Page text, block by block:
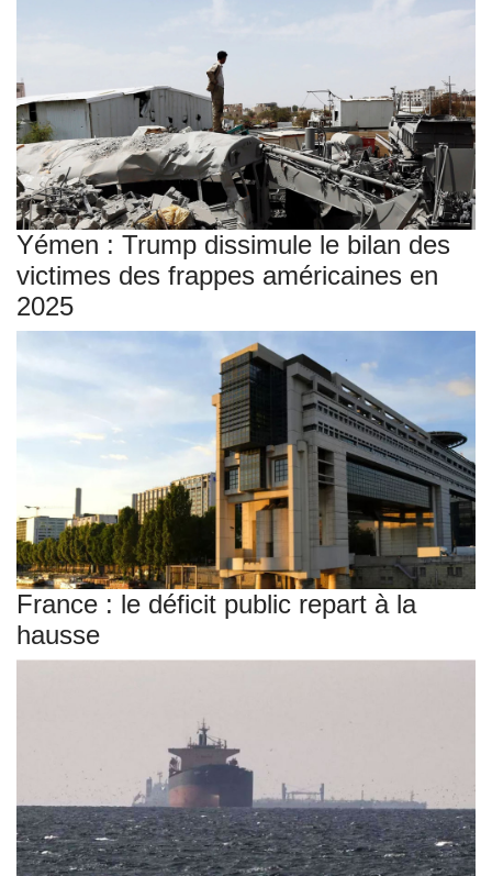
Yémen : Trump dissimule le bilan des
victimes des frappes américaines en
2025
France : le déficit public repart à la
hausse